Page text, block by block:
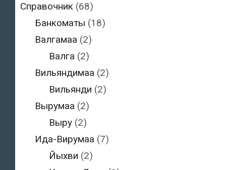
Справочник (68)
Банкоматы (18)
Валгамаа (2)
Валга (2)
Вильяндимаа (2)
Вильянди (2)
Вырумаа (2)
Выру (2)
Ида-Вирумаа (7)
Йыхви (2)